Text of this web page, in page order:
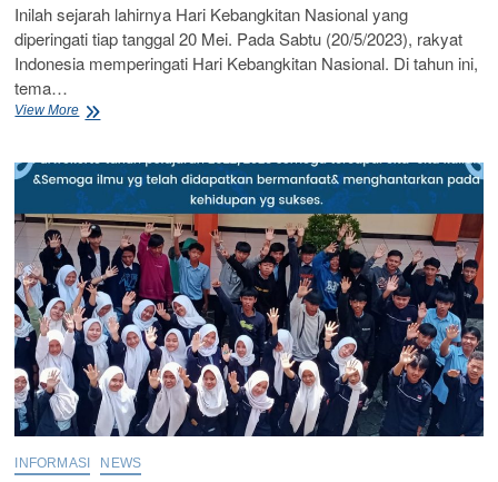
Inilah sejarah lahirnya Hari Kebangkitan Nasional yang
diperingati tiap tanggal 20 Mei. Pada Sabtu (20/5/2023), rakyat
Indonesia memperingati Hari Kebangkitan Nasional. Di tahun ini,
tema…
View More“Selamat
Nasional
2023.
Ayo
bangkit
bersama!”
INFORMASI NEWS